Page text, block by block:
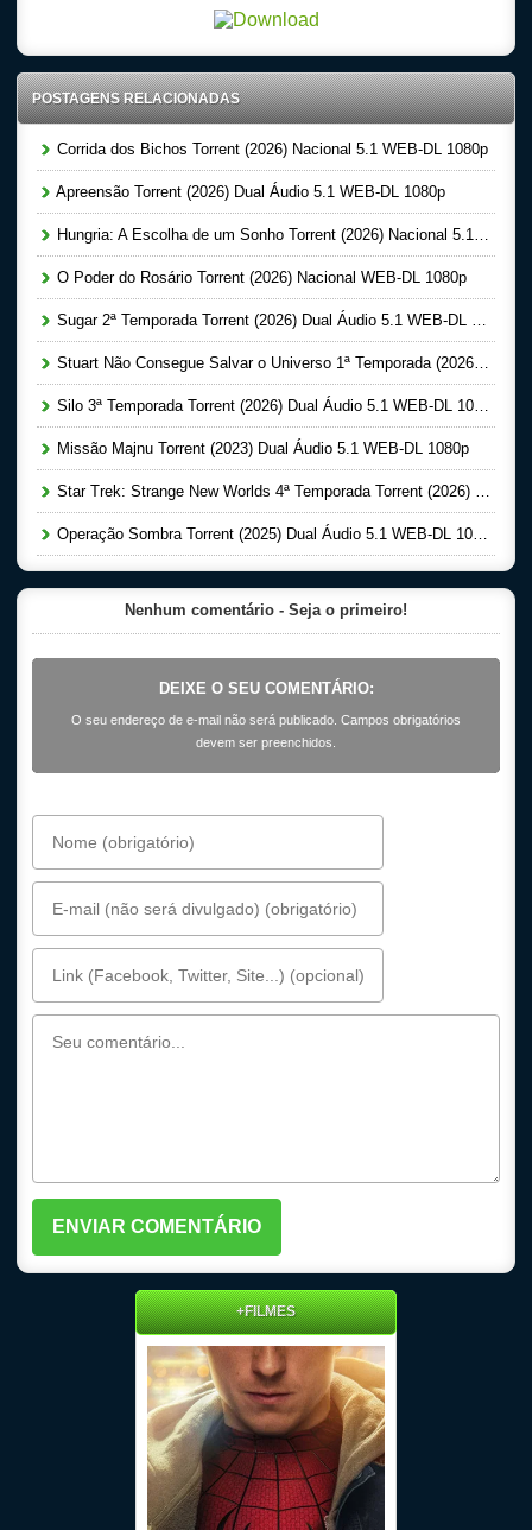
POSTAGENS RELACIONADAS
Corrida dos Bichos Torrent (2026) Nacional 5.1 WEB-DL 1080p
Apreensão Torrent (2026) Dual Áudio 5.1 WEB-DL 1080p
Hungria: A Escolha de um Sonho Torrent (2026) Nacional 5.1 WEB-DL 1080p
O Poder do Rosário Torrent (2026) Nacional WEB-DL 1080p
Sugar 2ª Temporada Torrent (2026) Dual Áudio 5.1 WEB-DL 1080p
Stuart Não Consegue Salvar o Universo 1ª Temporada (2026) Dual Áudio 5.1 WEB-DL 1080p
Silo 3ª Temporada Torrent (2026) Dual Áudio 5.1 WEB-DL 1080p
Missão Majnu Torrent (2023) Dual Áudio 5.1 WEB-DL 1080p
Star Trek: Strange New Worlds 4ª Temporada Torrent (2026) Dual Áudio 5.1 WEB-DL 1080p
Operação Sombra Torrent (2025) Dual Áudio 5.1 WEB-DL 1080p
Nenhum comentário - Seja o primeiro!
DEIXE O SEU COMENTÁRIO:
O seu endereço de e-mail não será publicado. Campos obrigatórios
devem ser preenchidos.
+FILMES